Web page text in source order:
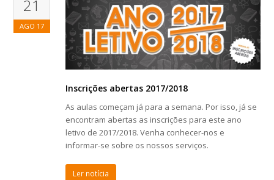
21
AGO 17
Inscrições abertas 2017/2018
As aulas começam já para a semana. Por isso, já se
encontram abertas as inscrições para este ano
letivo de 2017/2018. Venha conhecer-nos e
informar-se sobre os nossos serviços.
Ler notícia